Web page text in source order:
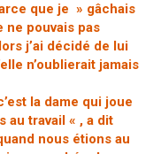
que je » gâchais
ne pouvais pas
j’ai décidé de lui
n’oublierait jamais
la dame qui joue
au travail « , a dit
nous étions au